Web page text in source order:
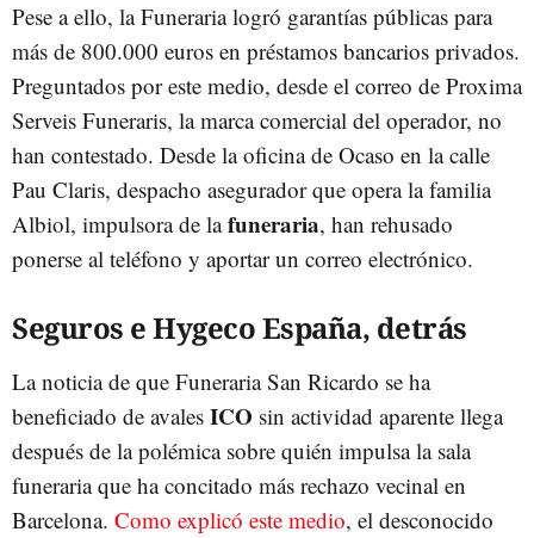
Pese a ello, la Funeraria logró garantías públicas para
más de 800.000 euros en préstamos bancarios privados.
Preguntados por este medio, desde el correo de Proxima
Serveis Funeraris, la marca comercial del operador, no
han contestado. Desde la oficina de Ocaso en la calle
Pau Claris, despacho asegurador que opera la familia
Albiol, impulsora de lafuneraria, han rehusado
ponerse al teléfono y aportar un correo electrónico.
Seguros e Hygeco España, detrás
La noticia de que Funeraria San Ricardo se ha
beneficiado de avales ICO sin actividad aparente llega
después de la polémica sobre quién impulsa la sala
funeraria que ha concitado más rechazo vecinal en
Barcelona. Como explicó este medio, el desconocido